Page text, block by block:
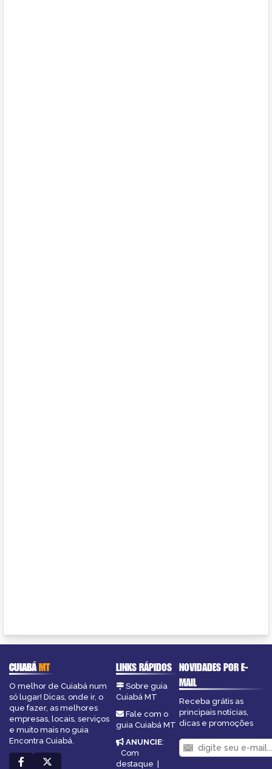
CUIABÁMT
O melhor de Cuiabá num
só lugar! Dicas, onde ir, o
que fazer, as melhores
empresas, locais, serviços
e muito mais no guia
Encontra Cuiabá.
LINKS RÁPIDOS
Sobre guia
Cuiabá MT
Fale com o
guia Cuiabá MT
ANUNCIE:
Com
destaque |
NOVIDADES POR E-
MAIL
Receba grátis as
principais notícias,
dicas e promoções